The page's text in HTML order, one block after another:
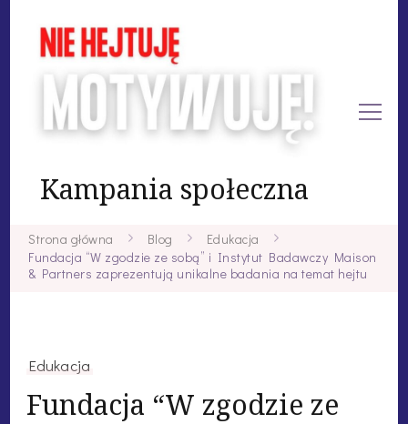
Kampania społeczna
Strona główna Blog
Edukacja
Fundacja “W zgodzie ze sobą” i Instytut Badawczy Maison
& Partners zaprezentują unikalne badania na temat hejtu
Edukacja
Fundacja “W zgodzie ze